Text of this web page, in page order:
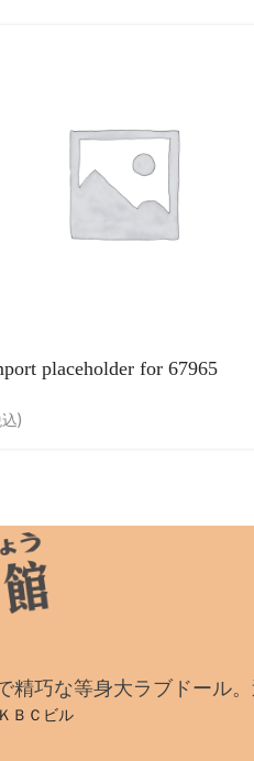
placeholder for 67965
)
巧な等身大ラブドール
ＢＣビル